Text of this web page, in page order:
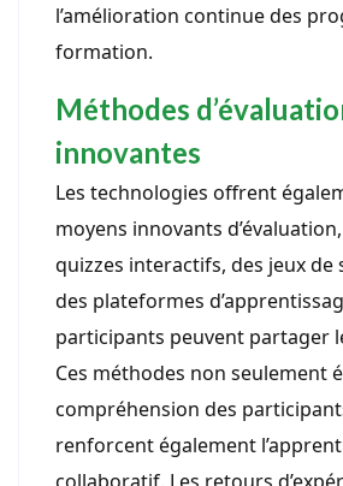
l’amélioration continue des
formation.
Méthodes
innovantes
Les technologies offrent
moyens innovants
quizzes interactifs, des jeux
des plateformes
participants peuvent partager
Ces méthodes non seulement
compréhension des
renforcent également